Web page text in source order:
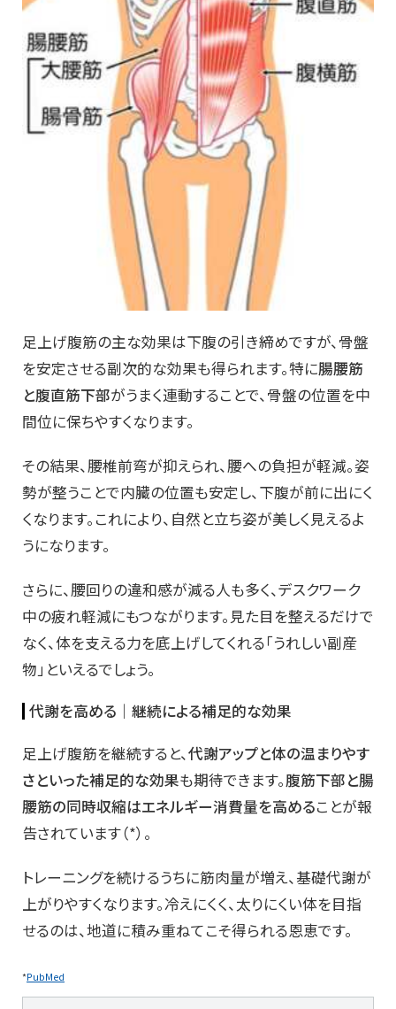
足上げ腹筋の主な効果は下腹の引き締めですが、骨盤
を安定させる副次的な効果も得られます。特に腸腰筋
と腹直筋下部がうまく連動することで、骨盤の位置を中
間位に保ちやすくなります。
その結果、腰椎前弯が抑えられ、腰への負担が軽減。姿
勢が整うことで内臓の位置も安定し、下腹が前に出にく
くなります。これにより、自然と立ち姿が美しく見えるよ
うになります。
さらに、腰回りの違和感が減る人も多く、デスクワーク
中の疲れ軽減にもつながります。見た目を整えるだけで
なく、体を支える力を底上げしてくれる「うれしい副産
物」といえるでしょう。
代謝を高める｜継続による補足的な効果
足上げ腹筋を継続すると、代謝アップと体の温まりやす
さといった補足的な効果も期待できます。腹筋下部と腸
腰筋の同時収縮はエネルギー消費量を高めることが報
告されています（*）。
トレーニングを続けるうちに筋肉量が増え、基礎代謝が
上がりやすくなります。冷えにくく、太りにくい体を目指
せるのは、地道に積み重ねてこそ得られる恩恵です。
*PubMed